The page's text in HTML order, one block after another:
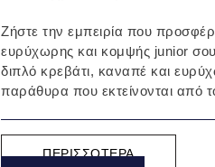
Ζήστε την εμπειρία που
ευρύχωρης και κομψής junior
διπλό κρεβάτι, καναπέ και
παράθυρα που εκτείνονται από
ΠΕΡΙΣΣΌΤΕΡΑ